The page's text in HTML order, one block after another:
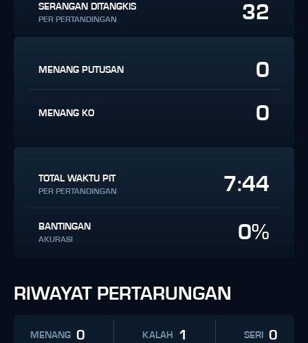
SERANGAN DITANGKIS
PER PERTANDINGAN 32
MENANG PUTUSAN 0
MENANG KO 0
TOTAL WAKTU PIT
PER PERTANDINGAN 7:44
BANTINGAN
AKURASI 0%
RIWAYAT PERTARUNGAN
MENANG 0 KALAH 1 SERI 0